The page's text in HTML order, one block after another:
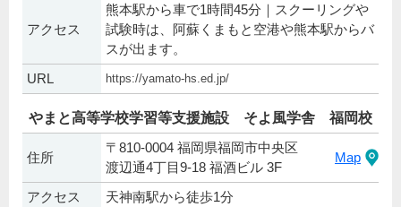
アクセス
熊本駅から車で1時間45分｜スクーリングや
試験時は、阿蘇くまもと空港や熊本駅からバ
スが出ます。
URL
https://yamato-hs.ed.jp/
やまと高等学校学習等支援施設 そよ風学舎 福岡校
住所
〒810-0004 福岡県福岡市中央区
渡辺通4丁目9-18 福酒ビル 3F
Map
アクセス 天神南駅から徒歩1分